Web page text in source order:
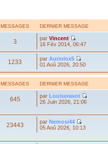
MESSAGES DERNIER MESSAGE
3 par Vincent
16 Fév 2014, 06:47
1233 par Auriolox5
01 Aoû 2026, 20:50
MESSAGES DERNIER MESSAGE
645 par Louiseravot
26 Juin 2026, 21:06
23443 par Nemosi44
05 Aoû 2026, 10:13